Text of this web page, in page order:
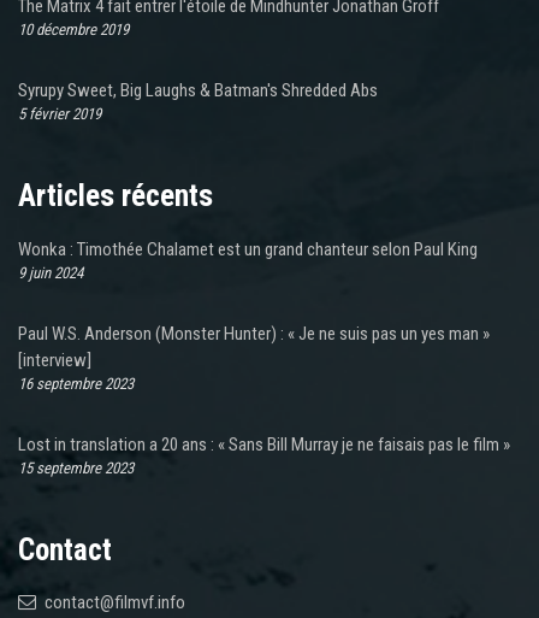
The Matrix 4 fait entrer l'étoile de Mindhunter Jonathan Groff
10 décembre 2019
Syrupy Sweet, Big Laughs & Batman's Shredded Abs
5 février 2019
Articles récents
Wonka : Timothée Chalamet est un grand chanteur selon Paul King
9 juin 2024
Paul W.S. Anderson (Monster Hunter) : « Je ne suis pas un yes man »
[interview]
16 septembre 2023
Lost in translation a 20 ans : « Sans Bill Murray je ne faisais pas le film »
15 septembre 2023
Contact
contact@filmvf.info